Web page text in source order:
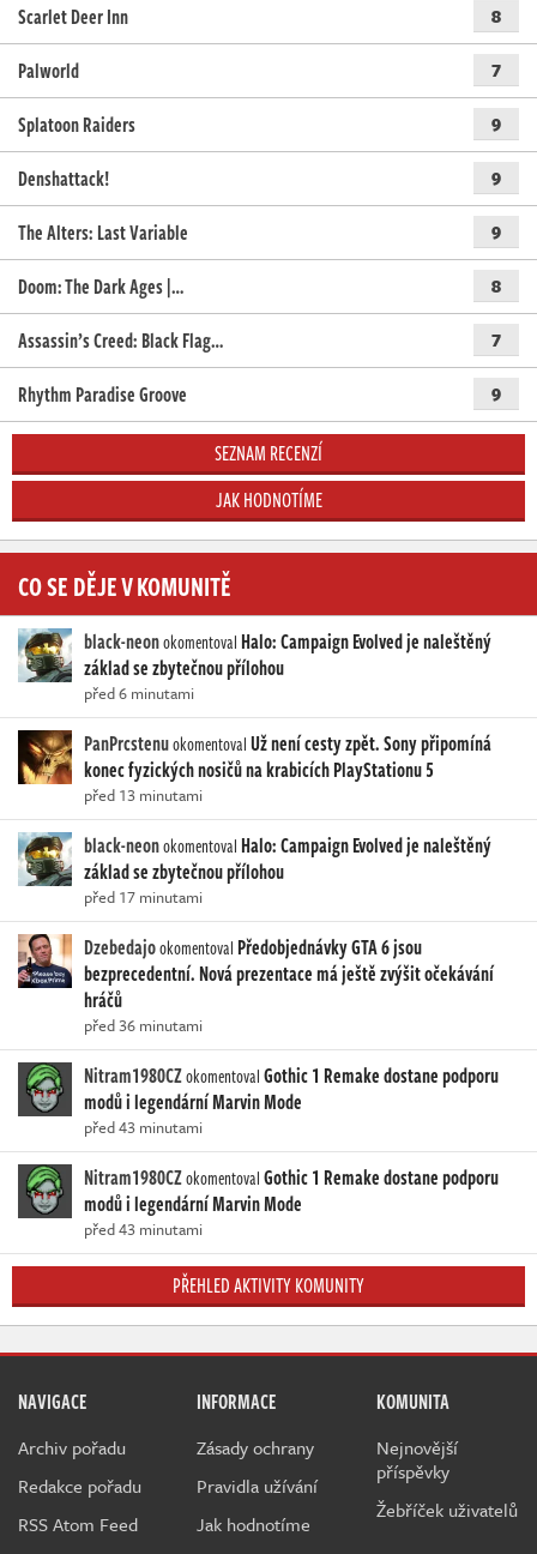
Scarlet Deer Inn
8
Palworld 7
Splatoon Raiders 9
Denshattack! 9
The Alters: Last Variable 9
Doom: The Dark Ages |… 8
Assassin’s Creed: Black Flag… 7
Rhythm Paradise Groove 9
SEZNAM RECENZÍ
JAK HODNOTÍME
CO SE DĚJE V KOMUNITĚ
black-neonokomentoval Halo: Campaign Evolved je naleštěný
základ se zbytečnou přílohou
před 6 minutami
PanPrcstenuokomentovalUž není cesty zpět. Sony připomíná
konec fyzických nosičů na krabicích PlayStationu 5
před 13 minutami
black-neonokomentoval Halo: Campaign Evolved je naleštěný
základ se zbytečnou přílohou
před 17 minutami
Dzebedajookomentoval Předobjednávky GTA 6 jsou
bezprecedentní. Nová prezentace má ještě zvýšit očekávání
hráčů
před 36 minutami
Nitram1980CZokomentovalGothic 1 Remake dostane podporu
modů i legendární Marvin Mode
před 43 minutami
Nitram1980CZokomentovalGothic 1 Remake dostane podporu
modů i legendární Marvin Mode
před 43 minutami
PŘEHLED AKTIVITY KOMUNITY
NAVIGACE
Archiv pořadu
Redakce pořadu
RSS Atom Feed
INFORMACE
Zásady ochrany
Pravidla užívání
Jak hodnotíme
KOMUNITA
Nejnovější
příspěvky
Žebříček uživatelů